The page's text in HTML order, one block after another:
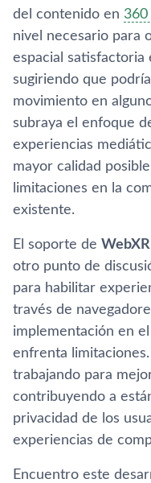
del contenido en 360
nivel necesario para
espacial satisfactoria
sugiriendo que
movimiento en
subraya el enfoque
experiencias
mayor calidad
limitaciones en la
existente.
El soporte de WebXR
otro punto de
para habilitar
través de
implementación en
enfrenta
trabajando para
contribuyendo a
privacidad de los
experiencias de
Encuentro este